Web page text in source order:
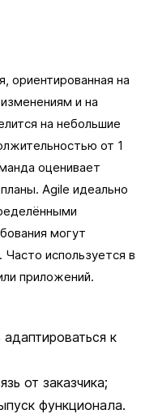
ориентированная на
и на
на небольшие
от 1
оценивает
Agile идеально
могут
используется в
приложений.
к
от заказчика;
функционала.